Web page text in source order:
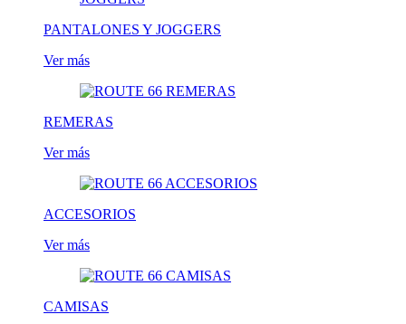
PANTALONES Y JOGGERS
Ver más
REMERAS
Ver más
ACCESORIOS
Ver más
CAMISAS